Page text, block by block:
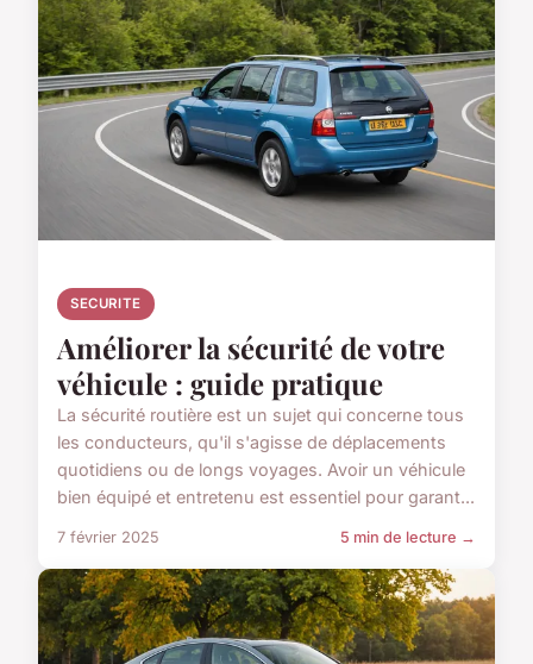
SECURITE
Améliorer la sécurité de votre
véhicule : guide pratique
La sécurité routière est un sujet qui concerne tous
les conducteurs, qu'il s'agisse de déplacements
quotidiens ou de longs voyages. Avoir un véhicule
bien équipé et entretenu est essentiel pour garant...
7 février 2025 5 min de lecture →